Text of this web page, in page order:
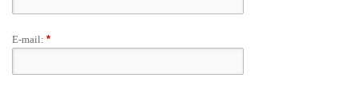
E-mail: *